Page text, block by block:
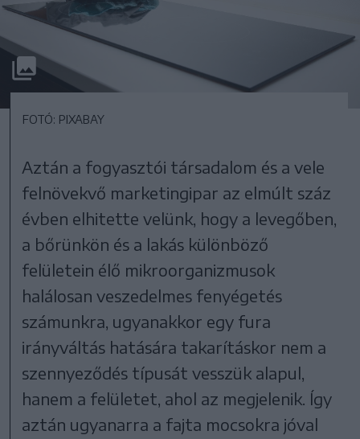
FOTÓ: PIXABAY
Aztán a fogyasztói társadalom és a vele
felnövekvő marketingipar az elmúlt száz
évben elhitette velünk, hogy a levegőben,
a bőrünkön és a lakás különböző
felületein élő mikroorganizmusok
halálosan veszedelmes fenyégetés
számunkra, ugyanakkor egy fura
irányváltás hatására takarításkor nem a
szennyeződés típusát vesszük alapul,
hanem a felületet, ahol az megjelenik. Így
aztán ugyanarra a fajta mocsokra jóval